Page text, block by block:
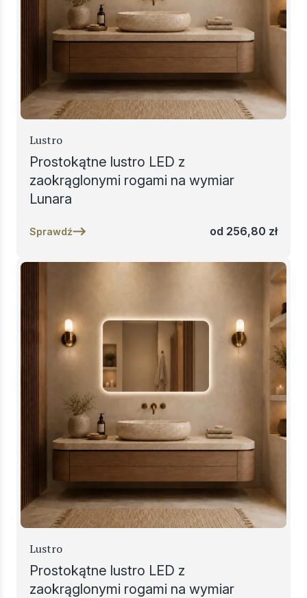
Lustro
Prostokątne lustro LED z
zaokrąglonymi rogami na wymiar
Lunara
Sprawdź od 256,80 zł
Lustro
Prostokątne lustro LED z
zaokrąglonymi rogami na wymiar